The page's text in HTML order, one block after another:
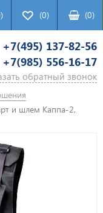
(0) (0)
+7(495) 137-82-56
+7(985) 556-16-17
обратный звонок
и шлем Каппа-2,